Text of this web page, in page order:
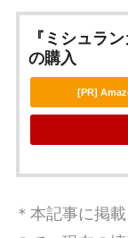
『ミシュラ
の購入
[PR]
＊本記事に掲